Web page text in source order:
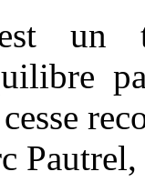
un
Pautrel,